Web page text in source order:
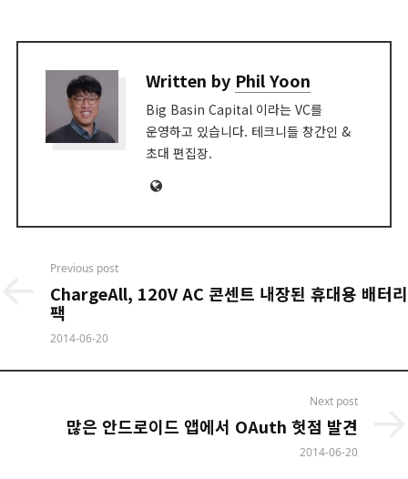
Written by Phil Yoon
Big Basin Capital 이라는 VC를
운영하고 있습니다. 테크니들 창간인 &
초대 편집장.
Website
navigation
Previous post
ChargeAll, 120V AC 콘센트 내장된 휴대용 배터리
팩
2014-06-20
Next post
많은 안드로이드 앱에서 OAuth 헛점 발견
2014-06-20